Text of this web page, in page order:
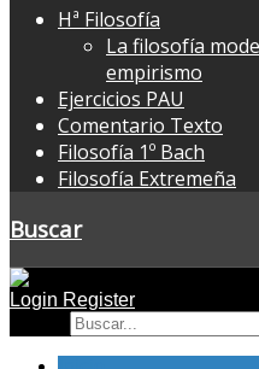
Hª Filosofía
La filosofía
empirismo
Ejercicios PAU
Comentario Texto
Filosofía 1º Bach
Filosofía Extremeña
Buscar
Login Register